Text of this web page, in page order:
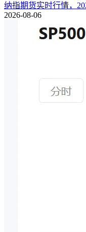
纳指期货实时行情，
2026-08-06